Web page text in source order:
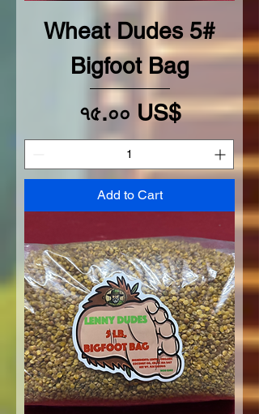
Wheat Dudes 5#
Bigfoot Bag
Price
৭৫.০০ US$
Add to Cart